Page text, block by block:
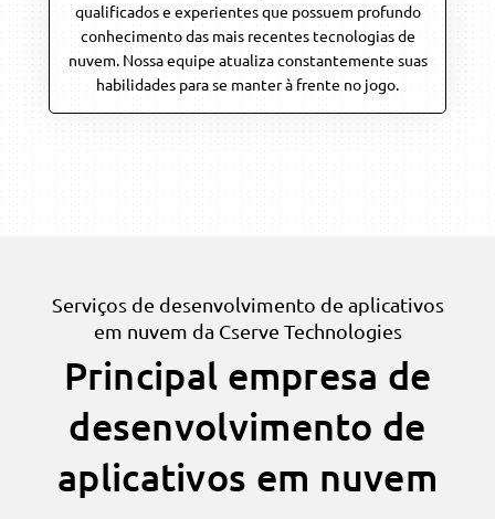
qualificados e experientes que possuem profundo
conhecimento das mais recentes tecnologias de
nuvem. Nossa equipe atualiza constantemente suas
habilidades para se manter à frente no jogo.
Serviços de desenvolvimento de aplicativos
em nuvem da Cserve Technologies
Principal empresa de
desenvolvimento de
aplicativos em nuvem